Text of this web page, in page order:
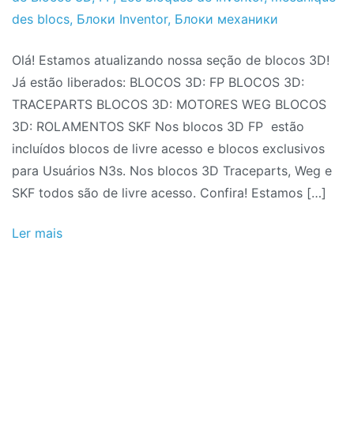
des blocs, Блоки Inventor, Блоки механики
Olá! Estamos atualizando nossa seção de blocos 3D!
Já estão liberados: BLOCOS 3D: FP BLOCOS 3D:
TRACEPARTS BLOCOS 3D: MOTORES WEG BLOCOS
3D: ROLAMENTOS SKF Nos blocos 3D FP estão
incluídos blocos de livre acesso e blocos exclusivos
para Usuários N3s. Nos blocos 3D Traceparts, Weg e
SKF todos são de livre acesso. Confira! Estamos […]
Ler mais